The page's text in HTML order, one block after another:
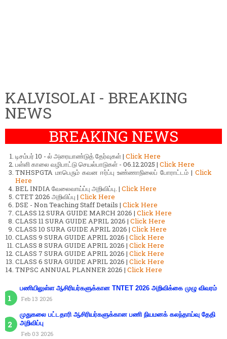
KALVISOLAI - BREAKING
NEWS
BREAKING NEWS
டிசம்பர் 10 - ல் அரையாண்டுத் தேர்வுகள் | Click Here
பள்ளி காலை வழிபாட்டு செயல்பாடுகள் - 06.12.2025 | Click Here
TNHSPGTA மாபெரும் கவன ஈர்ப்பு உண்ணாநிலைப் போராட்டம் | Click
Here
BEL INDIA வேலைவாய்ப்பு அறிவிப்பு. | Click Here
CTET 2026 அறிவிப்பு | Click Here
DSE - Non Teaching Staff Details | Click Here
CLASS 12 SURA GUIDE MARCH 2026 | Click Here
CLASS 11 SURA GUIDE APRIL 2026 | Click Here
CLASS 10 SURA GUIDE APRIL 2026 | Click Here
CLASS 9 SURA GUIDE APRIL 2026 | Click Here
CLASS 8 SURA GUIDE APRIL 2026 | Click Here
CLASS 7 SURA GUIDE APRIL 2026 | Click Here
CLASS 6 SURA GUIDE APRIL 2026 | Click Here
TNPSC ANNUAL PLANNER 2026 | Click Here
பணியிலுள்ள ஆசிரியர்களுக்கான TNTET 2026 அறிவிக்கை முழு விவரம்
Feb 13 2026
முதுகலை பட்டதாரி ஆசிரியர்களுக்கான பணி நியமனக் கலந்தாய்வு தேதி
அறிவிப்பு
Feb 03 2026